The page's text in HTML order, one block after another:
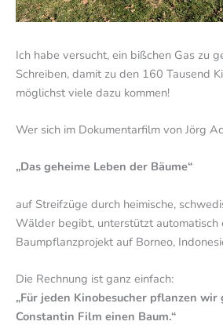
Ich habe versucht, ein bißchen Gas zu
Schreiben, damit zu den 160 Tausend
möglichst viele dazu kommen!
Wer sich im Dokumentarfilm von Jörg
„Das geheime Leben der Bäume“
auf Streifzüge durch heimische,
Wälder begibt, unterstützt automatisch
Baumpflanzprojekt auf Borneo,
Die Rechnung ist ganz einfach:
„Für jeden Kinobesucher pflanzen
Constantin Film einen Baum.“